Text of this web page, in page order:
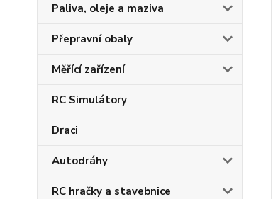
Paliva, oleje a maziva
Přepravní obaly
Měřící zařízení
RC Simulátory
Draci
Autodráhy
RC hračky a stavebnice